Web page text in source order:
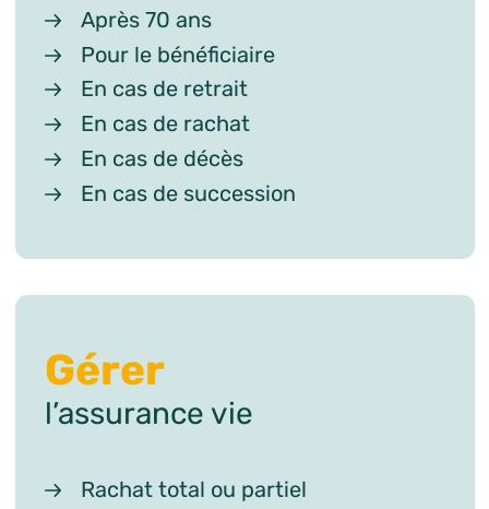
Après 70 ans
Pour le bénéficiaire
En cas de retrait
En cas de rachat
En cas de décès
En cas de succession
Gérer
l’assurance vie
Rachat total ou partiel